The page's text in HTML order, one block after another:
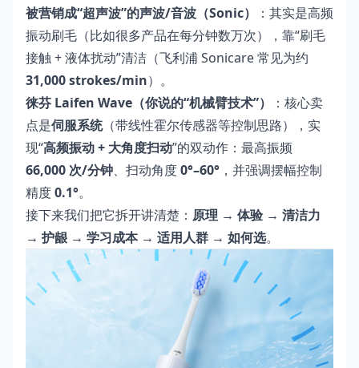
被营销成“超声波”的声波/音波（Sonic）
：其实是高频
振动刷毛（比如很多产品在每分钟数万次），靠“刷毛
接触 + 液体扰动”清洁（飞利浦 Sonicare 常见为约
31,000 strokes/min）。
徕芬 Laifen Wave（你说的“机械臂技术”）
：核心卖
点是伺服系统（带线性霍尔传感器等控制思路），实
现“高频振动 + 大角度扫动”的双动作：最高振频
66,000 次/分钟、扫动角度0°–60° ，并强调摆幅控制
精度0.1°。
接下来我们把它拆开讲清楚： 原理 → 体验 → 清洁力
→ 护龈 → 学习成本 → 适用人群 → 如何选。